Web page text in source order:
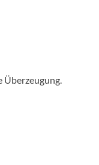
Überzeugung.